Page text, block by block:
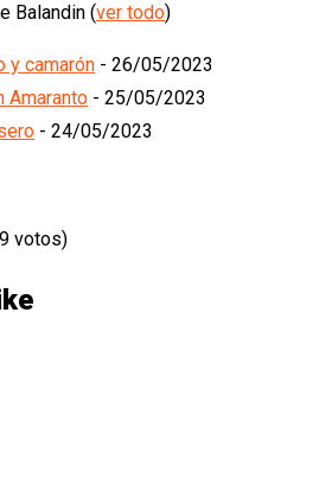
Balandin (ver todo)
y camarón - 26/05/2023
Amaranto - 25/05/2023
- 24/05/2023
votos)